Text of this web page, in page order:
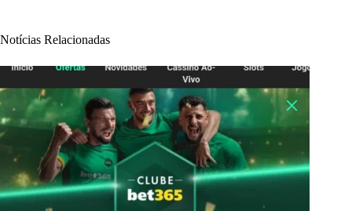
Notícias Relacionadas